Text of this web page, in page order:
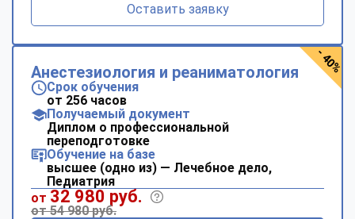
Оставить заявку
Анестезиология и реаниматология
Срок обучения
от 256 часов
Получаемый документ
Диплом о профессиональной
переподготовке
Обучение на базе
высшее (одно из) — Лечебное дело,
Педиатрия
от 32 980 руб.
от 54 980 руб.
- 40%